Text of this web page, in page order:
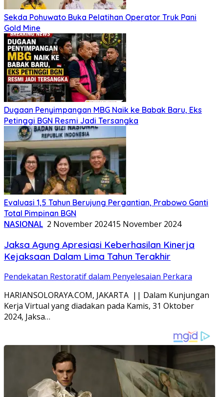
Sekda Pohuwato Buka Pelatihan Operator Truk Pani
Gold Mine
Dugaan Penyimpangan MBG Naik ke Babak Baru, Eks
Petinggi BGN Resmi Jadi Tersangka
Evaluasi 1,5 Tahun Berujung Pergantian, Prabowo Ganti
Total Pimpinan BGN
NASIONAL 2 November 202415 November 2024
Jaksa Agung Apresiasi Keberhasilan Kinerja
Kejaksaan Dalam Lima Tahun Terakhir
Pendekatan Restoratif dalam Penyelesaian Perkara
HARIANSOLORAYA.COM, JAKARTA || Dalam Kunjungan
Kerja Virtual yang diadakan pada Kamis, 31 Oktober
2024, Jaksa…